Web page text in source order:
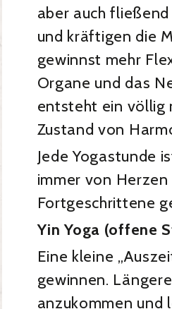
aber auch
und kräftigen die
gewinnst mehr
Organe und das
entsteht ein völlig
Zustand von
Jede Yogastunde
immer von
Fortgeschrittene
Yin Yoga (offene
Eine kleine
gewinnen.
anzukommen und